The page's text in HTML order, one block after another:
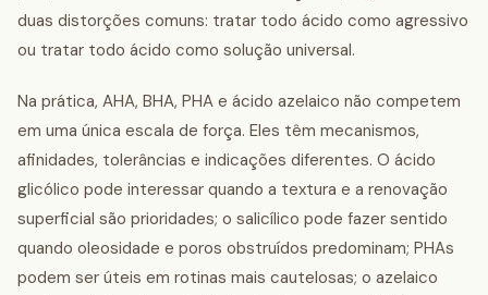
duas distorções comuns: tratar todo ácido como agressivo
ou tratar todo ácido como solução universal.
Na prática, AHA, BHA, PHA e ácido azelaico não competem
em uma única escala de força. Eles têm mecanismos,
afinidades, tolerâncias e indicações diferentes. O ácido
glicólico pode interessar quando a textura e a renovação
superficial são prioridades; o salicílico pode fazer sentido
quando oleosidade e poros obstruídos predominam; PHAs
podem ser úteis em rotinas mais cautelosas; o azelaico